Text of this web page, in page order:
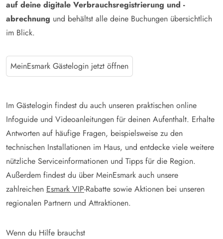
auf deine digitale Verbrauchsregistrierung und -
abrechnung und behältst alle deine Buchungen übersichtlich
im Blick.
MeinEsmark Gästelogin jetzt öffnen
Im Gästelogin findest du auch unseren praktischen online
Infoguide und Videoanleitungen für deinen Aufenthalt. Erhalte
Antworten auf häufige Fragen, beispielsweise zu den
technischen Installationen im Haus, und entdecke viele weitere
nützliche Serviceinformationen und Tipps für die Region.
Außerdem findest du über MeinEsmark auch unsere
zahlreichen Esmark VIP-Rabatte sowie Aktionen bei unseren
regionalen Partnern und Attraktionen.
Wenn du Hilfe brauchst